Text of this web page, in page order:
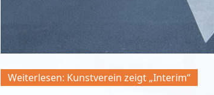
Weiterlesen: Kunstverein zeigt „Interim“